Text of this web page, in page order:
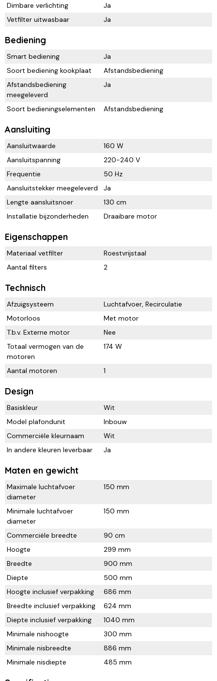
Dimbare verlichting
Ja
Vetfilter uitwasbaar
Ja
Bediening
Smart bediening
Ja
Soort bediening kookplaat
Afstandsbediening
Afstandsbediening
meegeleverd
Ja
Soort bedieningselementen Afstandsbediening
Aansluiting
Aansluitwaarde
160 W
Aansluitspanning
220-240 V
Frequentie
50 Hz
Aansluitstekker meegeleverd
Ja
Lengte aansluitsnoer
130 cm
Installatie bijzonderheden
Draaibare motor
Eigenschappen
Materiaal vetfilter
Roestvrijstaal
Aantal filters
2
Technisch
Afzuigsysteem
Luchtafvoer, Recirculatie
Motorloos
Met motor
T.b.v. Externe motor
Nee
Totaal vermogen van de
motoren
174 W
Aantal motoren 1
Design
Basiskleur
Wit
Model plafondunit
Inbouw
Commerciële kleurnaam
Wit
In andere kleuren leverbaar
Ja
Maten en gewicht
Maximale luchtafvoer
diameter
150 mm
Minimale luchtafvoer
diameter
150 mm
Commerciële breedte
90 cm
Hoogte
299 mm
Breedte
900 mm
Diepte
500 mm
Hoogte inclusief verpakking
686 mm
Breedte inclusief verpakking
624 mm
Diepte inclusief verpakking
1040 mm
Minimale nishoogte
300 mm
Minimale nisbreedte
886 mm
Minimale nisdiepte
485 mm